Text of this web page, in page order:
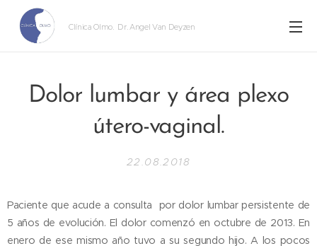
Clínica Olmo. Dr. Angel Van Deyzen
Dolor lumbar y área plexo
útero-vaginal.
22.08.2018
Paciente que acude a consulta por dolor lumbar persistente de
5 años de evolución. El dolor comenzó en octubre de 2013. En
enero de ese mismo año tuvo a su segundo hijo. A los pocos